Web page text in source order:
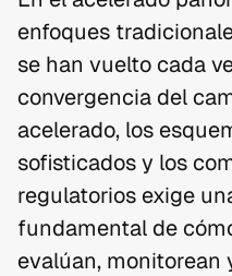
enfoques
se han vuelto cada
convergencia del
acelerado, los
sofisticados y los
regulatorios exige
fundamental de
evalúan, monitorean